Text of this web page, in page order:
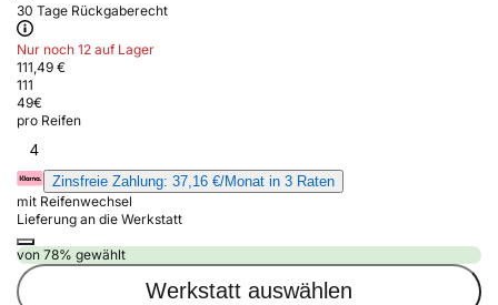
30 Tage Rückgaberecht
Nur noch 12 auf Lager
111,49 €
111
49€
pro Reifen
4
Zinsfreie Zahlung: 37,16 €/Monat in 3 Raten
mit Reifenwechsel
Lieferung an die Werkstatt
von 78% gewählt
Werkstatt auswählen